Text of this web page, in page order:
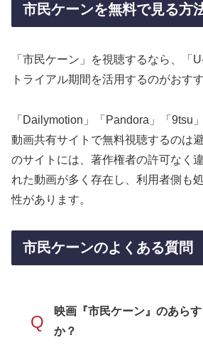
市民ケーンを無料で見る方
「市民ケーン」を視聴するなら、「
トライアル期間を活用するのがおす
「Dailymotion」「Pandora」「9tsu
動画共有サイトで無料視聴するのは
のサイトには、著作権者の許可なく
れた動画が多く存在し、利用者側も
性があります。
市民ケーンのよくある質問
Q
映画『市民ケーン』のあら
か？